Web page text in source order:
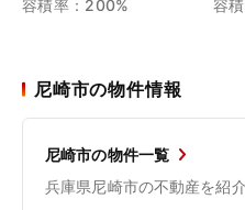
容積率：200%
容
尼崎市の物件情報
尼崎市の物件一覧
兵庫県尼崎市の不動産を紹